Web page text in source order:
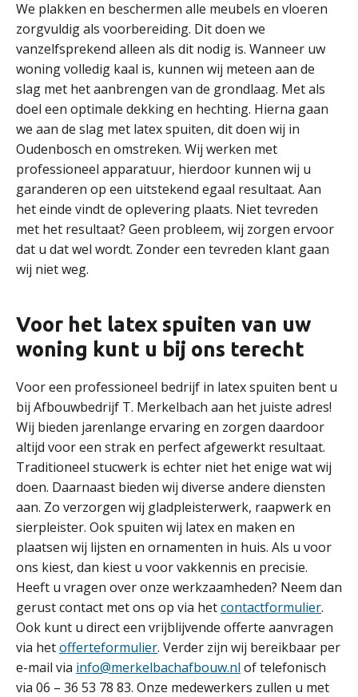
We plakken en beschermen alle meubels en vloeren
zorgvuldig als voorbereiding. Dit doen we
vanzelfsprekend alleen als dit nodig is. Wanneer uw
woning volledig kaal is, kunnen wij meteen aan de
slag met het aanbrengen van de grondlaag. Met als
doel een optimale dekking en hechting. Hierna gaan
we aan de slag met latex spuiten, dit doen wij in
Oudenbosch en omstreken. Wij werken met
professioneel apparatuur, hierdoor kunnen wij u
garanderen op een uitstekend egaal resultaat. Aan
het einde vindt de oplevering plaats. Niet tevreden
met het resultaat? Geen probleem, wij zorgen ervoor
dat u dat wel wordt. Zonder een tevreden klant gaan
wij niet weg.
Voor het latex spuiten van uw
woning kunt u bij ons terecht
Voor een professioneel bedrijf in latex spuiten bent u
bij Afbouwbedrijf T. Merkelbach aan het juiste adres!
Wij bieden jarenlange ervaring en zorgen daardoor
altijd voor een strak en perfect afgewerkt resultaat.
Traditioneel stucwerk is echter niet het enige wat wij
doen. Daarnaast bieden wij diverse andere diensten
aan. Zo verzorgen wij gladpleisterwerk, raapwerk en
sierpleister. Ook spuiten wij latex en maken en
plaatsen wij lijsten en ornamenten in huis. Als u voor
ons kiest, dan kiest u voor vakkennis en precisie.
Heeft u vragen over onze werkzaamheden? Neem dan
gerust contact met ons op via hetcontactformulier.
Ook kunt u direct een vrijblijvende offerte aanvragen
via hetofferteformulier. Verder zijn wij bereikbaar per
e-mail via info@merkelbachafbouw.nl of telefonisch
via 06 – 36 53 78 83. Onze medewerkers zullen u met